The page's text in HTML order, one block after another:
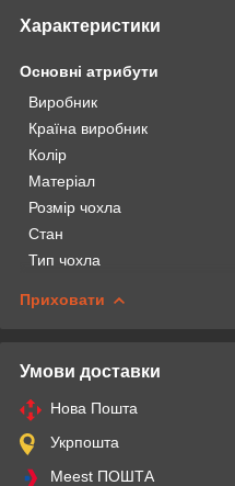
Характеристики
Основні атрибути
Виробник
Країна виробник
Колір
Матеріал
Розмір чохла
Стан
Тип чохла
Приховати
Умови доставки
Нова Пошта
Укрпошта
Meest ПОШТА